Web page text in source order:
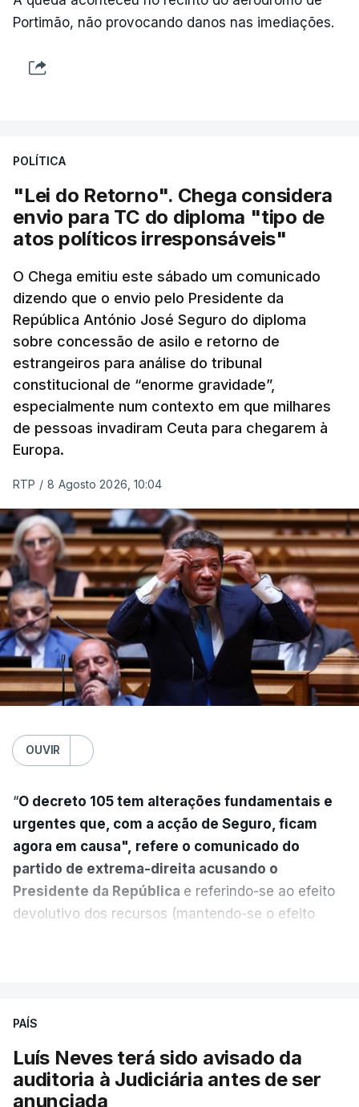
Portimão, não provocando danos nas imediações.
POLÍTICA
"Lei do Retorno". Chega considera
envio para TC do diploma "tipo de
atos políticos irresponsáveis"
O Chega emitiu este sábado um comunicado
dizendo que o envio pelo Presidente da
República António José Seguro do diploma
sobre concessão de asilo e retorno de
estrangeiros para análise do tribunal
constitucional de “enorme gravidade”,
especialmente num contexto em que milhares
de pessoas invadiram Ceuta para chegarem à
Europa.
RTP / 8 Agosto 2026, 10:04
OUVIR
“O decreto 105 tem alterações fundamentais e
urgentes que, com a acção de Seguro, ficam
agora em causa", refere o comunicado do
partido de extrema-direita acusando o
Presidente da República e referindo-se ao efeito
devolutivo dos recursos (mantendo-se o efeito
quanto à possibilidade de expulsar do país
cidadãos adultos em situação ilegal, se
tiverem filhos menores.
PAÍS
Luís Neves terá sido avisado da
auditoria à Judiciária antes de ser
anunciada